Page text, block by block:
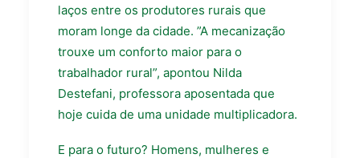
laços entre os produtores rurais que
moram longe da cidade. ”A mecanização
trouxe um conforto maior para o
trabalhador rural”, apontou Nilda
Destefani, professora aposentada que
hoje cuida de uma unidade multiplicadora.
E para o futuro? Homens, mulheres e